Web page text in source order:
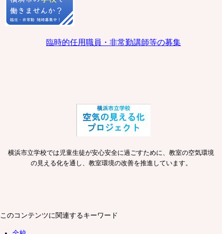
臨時的任用職員・非常勤講師等の募集
横浜市立学校では児童生徒が安心安全に過ごすために、教室の空気環境
の見える化を通し、教室環境の改善を推進しています。
このコンテンツに関連するキーワード